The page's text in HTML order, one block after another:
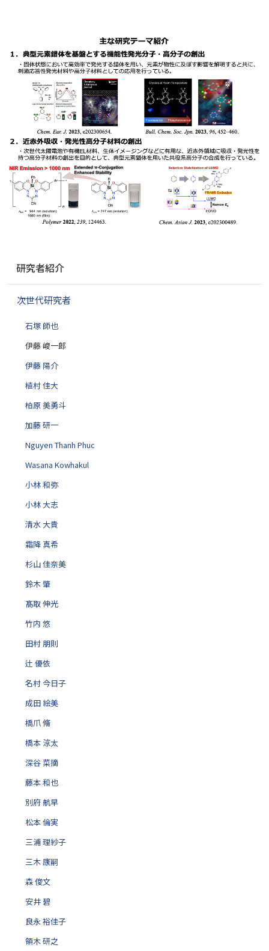
ゲ
研究者紹介
次世代研究者
石塚 師也
伊藤 峻一郎
伊藤 陽介
植村 佳大
柏原 美勇斗
加藤 研一
Nguyen Thanh Phuc
Wasana Kowhakul
小林 和弥
小林 大志
清水 大貴
霜降 真希
杉山 佳奈美
鈴木 肇
髙取 伸光
竹内 悠
田村 朋則
辻 優依
名村 今日子
成田 絵美
橋爪 脩
橋本 涼太
深谷 菜摘
藤本 和也
別府 航早
松本 倫実
三浦 理紗子
三木 康嗣
森 俊文
安井 碧
良永 裕佳子
領木 研之